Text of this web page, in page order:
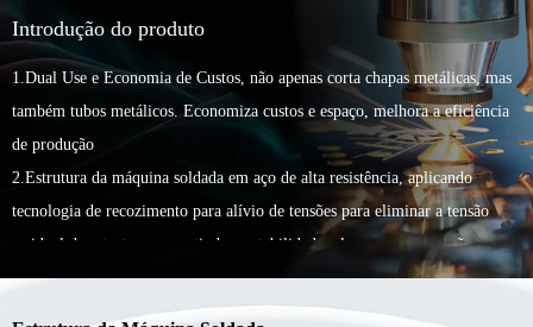
Introdução do produto
1.Dual Use e Economia de Custos, não apenas corta chapas metálicas, mas
também tubos metálicos. Economiza custos e espaço, melhora a eficiência
de produção
2.Estrutura da máquina soldada em aço de alta resistência, aplicando
tecnologia de recozimento para alívio de tensões para eliminar a tensão
residual da estrutura, garantindo a estabilidade a longo prazo e a não
deformação da estrutura da máquina
3.Viga em alumínio de alta resistência de grau aeronáutico, leve, com